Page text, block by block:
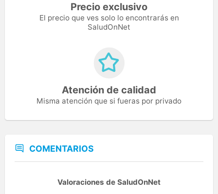
Precio exclusivo
El precio que ves solo lo encontrarás en
SaludOnNet
Atención de calidad
Misma atención que si fueras por privado
COMENTARIOS
Valoraciones de SaludOnNet